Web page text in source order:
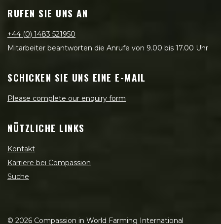
RUFEN SIE UNS AN
+44 (0) 1483 521950
Mitarbeiter beantworten die Anrufe von 9.00 bis 17.00 Uhr
SCHICKEN SIE UNS EINE E-MAIL
Please complete our enquiry form
NÜTZLICHE LINKS
Kontakt
Karriere bei Compassion
Suche
© 2026 Compassion in World Farming International